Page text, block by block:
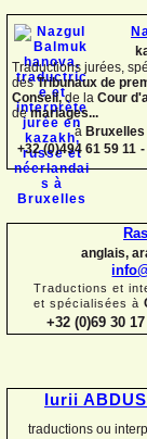
Traductions jurées,
desTribunaux de
Conseil,de la Cour
demariages...
à Bruxelles
+32 (0)494 61 59 11 -
anglais,
Traductions et
et spécialisées à
+32 (0)69 30
Iurii
traductions ou